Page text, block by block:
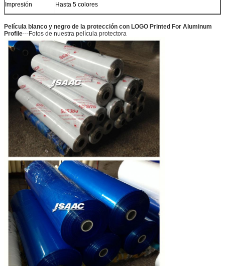
Impresión Hasta 5 colores
Película blanco y negro de la protección con LOGO Printed For Aluminum
Profile---Fotos de nuestra película protectora